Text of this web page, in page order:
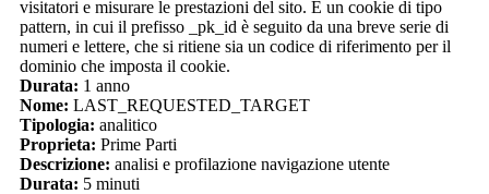
visitatori e misurare le prestazioni del sito. È un cookie di tipo
pattern, in cui il prefisso _pk_id è seguito da una breve serie di
numeri e lettere, che si ritiene sia un codice di riferimento per il
dominio che imposta il cookie.
Durata: 1 anno
Nome: LAST_REQUESTED_TARGET
Tipologia: analitico
Proprieta: Prime Parti
Descrizione: analisi e profilazione navigazione utente
Durata: 5 minuti